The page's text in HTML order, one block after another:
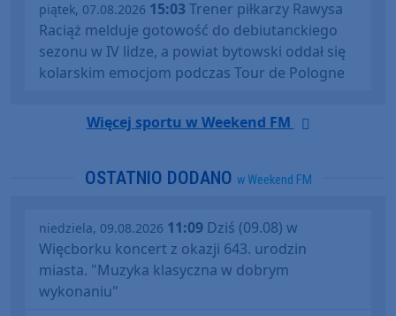
piątek, 07.08.2026 15:03Trener piłkarzy Rawysa
Raciąż melduje gotowość do debiutanckiego
sezonu w IV lidze, a powiat bytowski oddał się
kolarskim emocjom podczas Tour de Pologne
Więcej sportu w Weekend FM
OSTATNIO DODANO w Weekend FM
niedziela, 09.08.2026 11:09 Dziś (09.08) w
Więcborku koncert z okazji 643. urodzin
miasta. "Muzyka klasyczna w dobrym
wykonaniu"